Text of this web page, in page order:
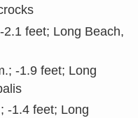
feet; Long Beach,
-1.9 feet; Long
-1.4 feet; Long